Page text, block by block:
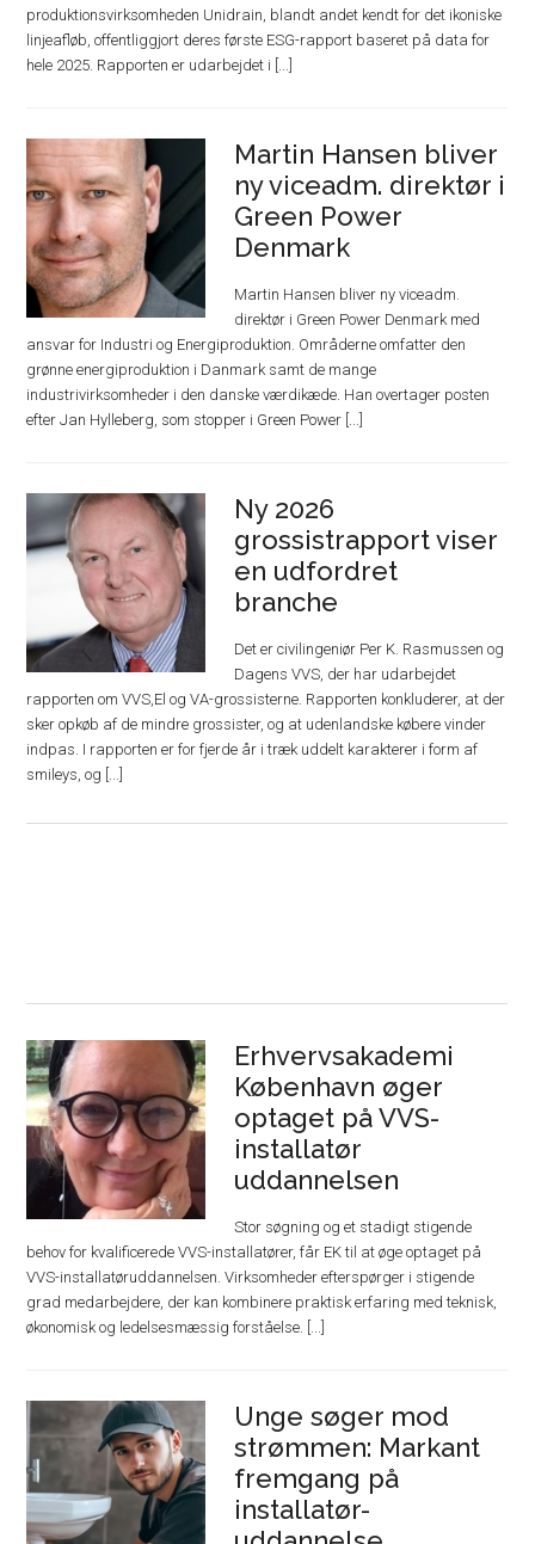
produktionsvirksomheden Unidrain, blandt andet kendt for det ikoniske
linjeafløb, offentliggjort deres første ESG-rapport baseret på data for
hele 2025. Rapporten er udarbejdet i [...]
Martin Hansen bliver
ny viceadm. direktør i
Green Power
Denmark
Martin Hansen bliver ny viceadm.
direktør i Green Power Denmark med
ansvar for Industri og Energiproduktion. Områderne omfatter den
grønne energiproduktion i Danmark samt de mange
industrivirksomheder i den danske værdikæde. Han overtager posten
efter Jan Hylleberg, som stopper i Green Power [...]
Ny 2026
grossistrapport viser
en udfordret
branche
Det er civilingeniør Per K. Rasmussen og
Dagens VVS, der har udarbejdet
rapporten om VVS,El og VA-grossisterne. Rapporten konkluderer, at der
sker opkøb af de mindre grossister, og at udenlandske købere vinder
indpas. I rapporten er for fjerde år i træk uddelt karakterer i form af
smileys, og [...]
Erhvervsakademi
København øger
optaget på VVS-
installatør
uddannelsen
Stor søgning og et stadigt stigende
behov for kvalificerede VVS-installatører, får EK til at øge optaget på
VVS-installatøruddannelsen. Virksomheder efterspørger i stigende
grad medarbejdere, der kan kombinere praktisk erfaring med teknisk,
økonomisk og ledelsesmæssig forståelse. [...]
Unge søger mod
strømmen: Markant
fremgang på
installatør-